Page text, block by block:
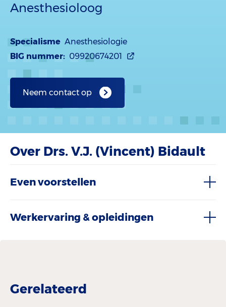
Anesthesioloog
Specialisme Anesthesiologie
BIG nummer: 09920674201
Neem contact op
Over Drs. V.J. (Vincent) Bidault
Even voorstellen
Werkervaring & opleidingen
Gerelateerd